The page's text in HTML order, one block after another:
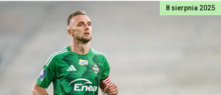
8 sierpnia 2025